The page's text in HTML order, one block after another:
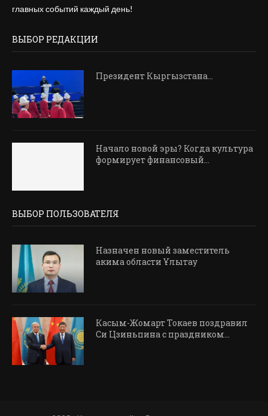
главных событий каждый день!
ВЫБОР РЕДАКЦИИ
Президент Кыргызстана…
Начало новой эры? Когда культура
формирует финансовый...
ВЫБОР ПОЛЬЗОВАТЕЛЯ
Назначен новый заместитель
акима области Ұлытау
Касым-Жомарт Токаев поздравил
Си Цзиньпина с праздником...